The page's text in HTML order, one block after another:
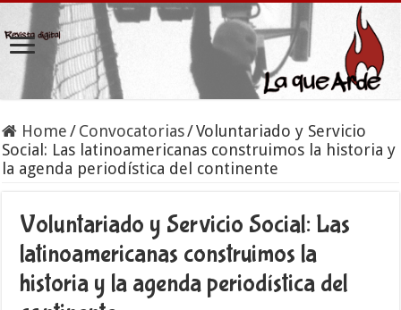
Home /Convocatorias/Voluntariado y Servicio
Social: Las latinoamericanas construimos la historia y
la agenda periodística del continente
Voluntariado y Servicio Social: Las
latinoamericanas construimos la
historia y la agenda periodística del